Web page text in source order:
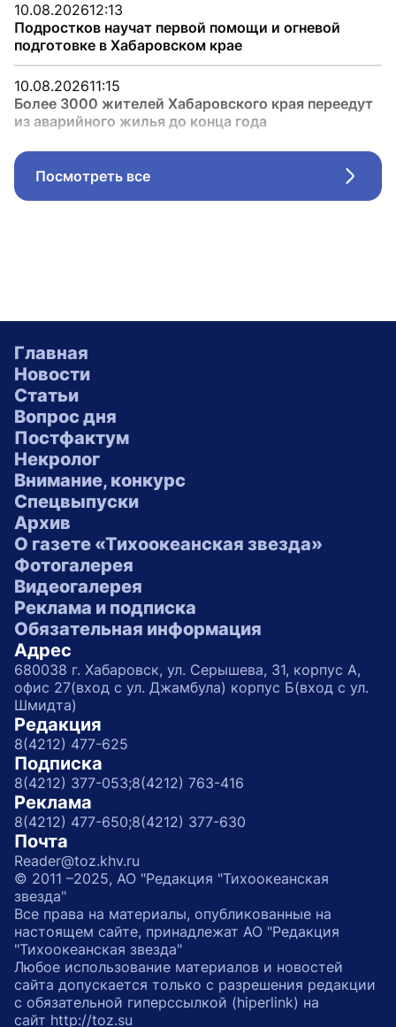
10.08.202612:13
Подростков научат первой помощи и огневой
подготовке в Хабаровском крае
10.08.202611:15
Более 3000 жителей Хабаровского края переедут
из аварийного жилья до конца года
Посмотреть все
Главная
Новости
Статьи
Вопрос дня
Постфактум
Некролог
Внимание, конкурс
Спецвыпуски
Архив
О газете «Тихоокеанская звезда»
Фотогалерея
Видеогалерея
Реклама и подписка
Обязательная информация
Адрес
680038 г. Хабаровск, ул. Серышева, 31, корпус А,
офис 27(вход с ул. Джамбула) корпус Б(вход с ул.
Шмидта)
Редакция
8(4212) 477-625
Подписка
8(4212) 377-053;8(4212) 763-416
Реклама
8(4212) 477-650;8(4212) 377-630
Почта
Reader@toz.khv.ru
© 2011 –2025, АО "Редакция "Тихоокеанская
звезда"
Все права на материалы, опубликованные на
настоящем сайте, принадлежат АО "Редакция
"Тихоокеанская звезда"
Любое использование материалов и новостей
сайта допускается только с разрешения редакции
с обязательной гиперссылкой (hiperlink) на
сайт http://toz.su